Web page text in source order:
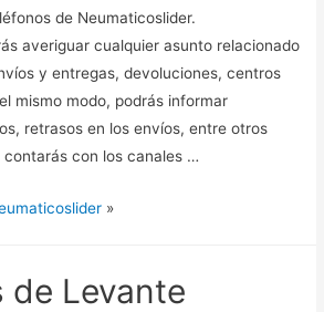
de Neumaticoslider.
averiguar cualquier asunto relacionado
y entregas, devoluciones, centros
mismo modo, podrás informar
retrasos en los envíos, entre otros
contarás con los canales …
»
de Levante